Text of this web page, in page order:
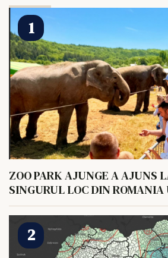
ZOO PARK AJUNGE A AJUNS
SINGURUL LOC DIN ROMANIA
HRANI UN ELEFANT